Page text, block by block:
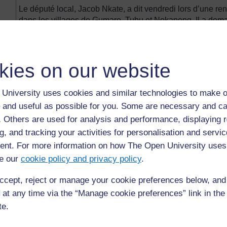
on our website
University uses cookies and similar technologies to make
useful as possible for you. Some are necessary and
Others are used for analysis and performance, displaying
and tracking your activities for personalisation and
For more information on how The Open University
our cookie policy and privacy policy.
reject or manage your cookie preferences below,
any time via the “Manage cookie preferences” link in
Le député local, Jacob Nkate, a dit vendredi lors d’une
dans les villages de Gumare, Tubu et Nokaneng. Il a
Il a dit que le gouvernement encourageait toutes les
culture mélangée à la politique était une cause
Jacob Nkate a dit qu'il était désireux d'assister à un
s'il y était invité. Au sujet de l’élection d’un représentant
résidents de se grouper pour se mettre d’accord sur un
s’est tenue, mais le nom a été rejeté. Le député a dit
serait acceptable.
Pendant ce temps, les résidents demandaient une école
pour l'ensemble de la circonscription de Ngami. Ils se